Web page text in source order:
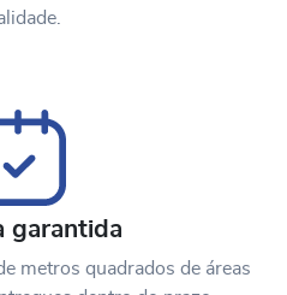
garantida
metros quadrados de áreas